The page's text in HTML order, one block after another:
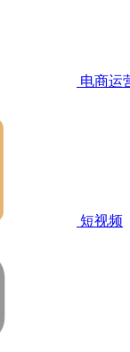
电商运
短视频